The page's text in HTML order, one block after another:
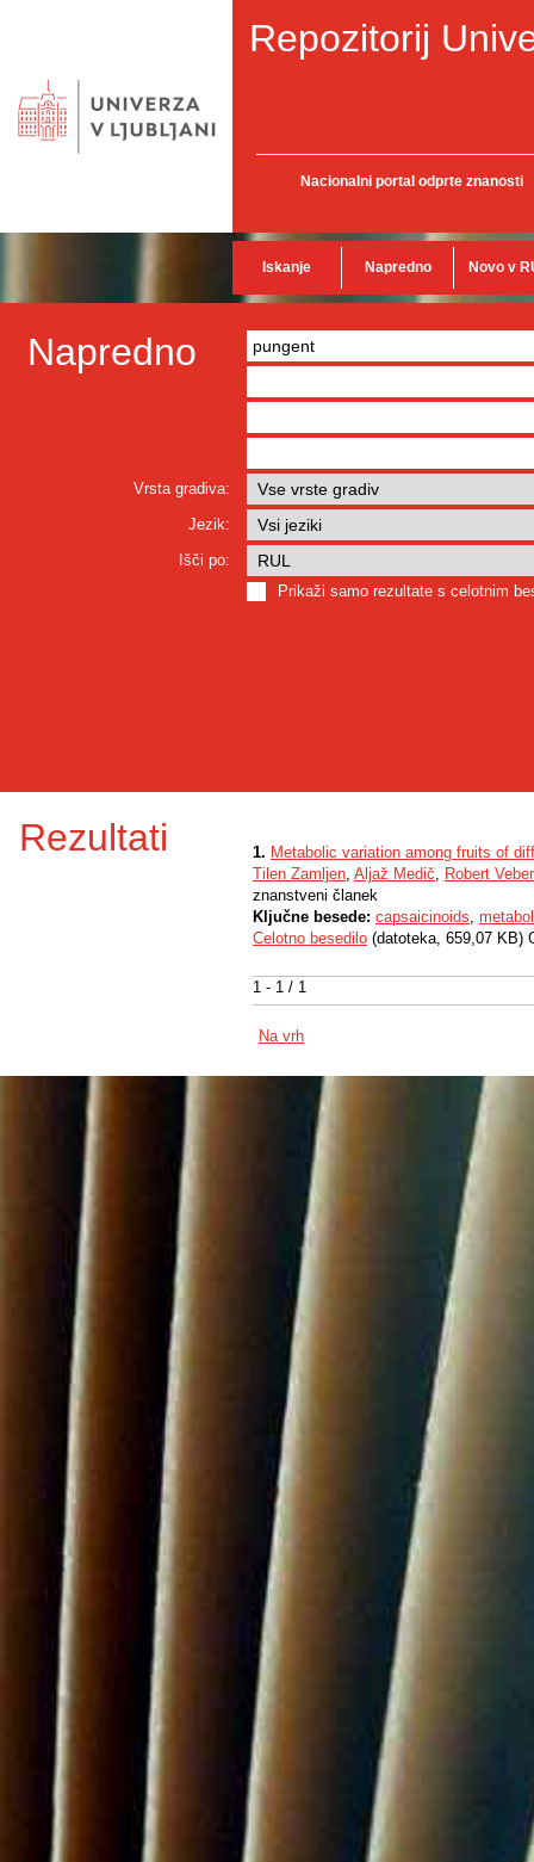
Repozitorij
Nacionalni portal odprte znanosti
Iskanje Napredno Novo v
Napredno
Vrsta gradiva:
Jezik:
Išči po:
Prikaži samo rezultate s celotnim
Rezultati
1 - 1 / 1
1. Metabolic variation among fruits of
Tilen Zamljen, Aljaž Medič, Robert
znanstveni članek
Ključne besede: capsaicinoids,
Celotno besedilo (datoteka, 659,07 KB)
Na vrh